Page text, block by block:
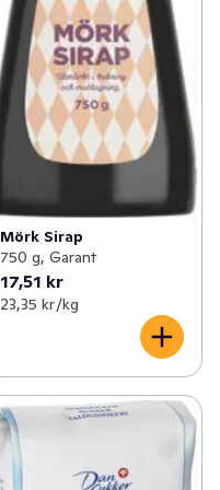
Mörk Sirap
750 g, Garant
17,51 kr
23,35 kr /kg